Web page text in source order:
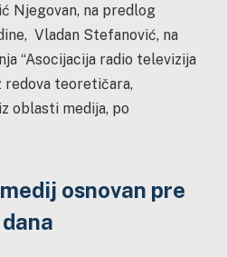
Njegovan, na predlog
Vladan Stefanović, na
“Asocijacija radio televizija
redova teoretičara,
oblasti medija, po
osnovan pre